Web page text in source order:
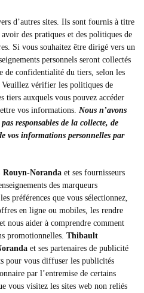
d’autres sites. Ils sont fournis à titre
des pratiques et des politiques de
Si vous souhaitez être dirigé vers un
personnels seront collectés
de confidentialité du tiers, selon les
vérifier les politiques de
tiers auxquels vous pouvez accéder
vos informations. Nous n’avons
responsables de la collecte, de
vos informations personnelles par
Noranda et ses fournisseurs
des marqueurs
préférences que vous sélectionnez,
en ligne ou mobiles, les rendre
nous aider à comprendre comment
promotionnelles. Thibault
et ses partenaires de publicité
pour vous diffuser les publicités
par l’entremise de certains
vous visitez les sites web non reliés